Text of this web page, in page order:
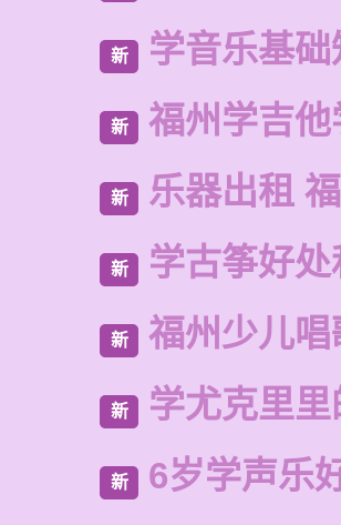
新 学音乐基
新 福州学吉
新 乐器出租
新 学古筝好
新 福州少儿
新 学尤克里
新 6岁学声乐